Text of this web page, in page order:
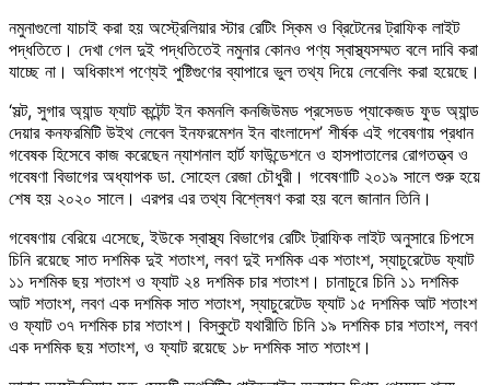
নমুনাগুলো যাচাই করা হয় অস্ট্রেলিয়ার স্টার রেটিং স্কিম ও ব্রিটেনের ট্রাফিক লাইট
পদ্ধতিতে। দেখা গেল দুই পদ্ধতিতেই নমুনার কোনও পণ্য স্বাস্থ্যসম্মত বলে দাবি করা
যাচ্ছে না। অধিকাংশ পণ্যেই পুষ্টিগুণের ব্যাপারে ভুল তথ্য দিয়ে লেবেলিং করা হয়েছে।
‘সল্ট, সুগার অ্যান্ড ফ্যাট কন্টেন্ট ইন কমনলি কনজিউমড প্রসেডড প্যাকেজড ফুড অ্যান্ড
দেয়ার কনফরমিটি উইথ লেবেল ইনফরমেশন ইন বাংলাদেশ’ শীর্ষক এই গবেষণায় প্রধান
গবেষক হিসেবে কাজ করেছেন ন্যাশনাল হার্ট ফাউন্ডেশনে ও হাসপাতালের রোগতত্ত্ব ও
গবেষণা বিভাগের অধ্যাপক ডা. সোহেল রেজা চৌধুরী। গবেষণাটি ২০১৯ সালে শুরু হয়ে
শেষ হয় ২০২০ সালে। এরপর এর তথ্য বিশ্লেষণ করা হয় বলে জানান তিনি।
গবেষণায় বেরিয়ে এসেছে, ইউকে স্বাস্থ্য বিভাগের রেটিং ট্রাফিক লাইট অনুসারে চিপসে
চিনি রয়েছে সাত দশমিক দুই শতাংশ, লবণ দুই দশমিক এক শতাংশ, স্যাচুরেটেড ফ্যাট
১১ দশমিক ছয় শতাংশ ও ফ্যাট ২৪ দশমিক চার শতাংশ। চানাচুরে চিনি ১১ দশমিক
আট শতাংশ, লবণ এক দশমিক সাত শতাংশ, স্যাচুরেটেড ফ্যাট ১৫ দশমিক আট শতাংশ
ও ফ্যাট ৩৭ দশমিক চার শতাংশ। বিস্কুটে যথারীতি চিনি ১৯ দশমিক চার শতাংশ, লবণ
এক দশমিক ছয় শতাংশ, ও ফ্যাট রয়েছে ১৮ দশমিক সাত শতাংশ।